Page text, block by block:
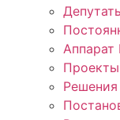
Аппарат